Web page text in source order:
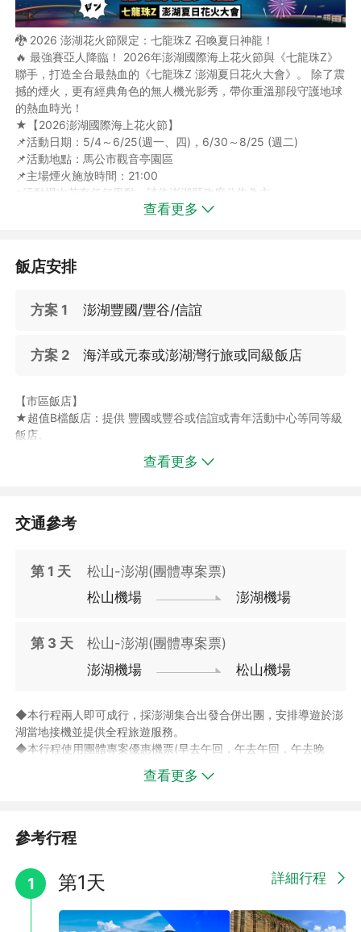
◆本行程採散客合併出團，安排導遊及行程導覽人員於澎湖當地接
機並提供旅遊服務。
◆行程使用團體專案優惠機票(早去午回，午去午回，午去晚回)，
恕無法指定航班，訂單成立後，客服將再提供正確航班時間。
◆澎湖國際海上花火節實際舉辦日期與實際施放煙火日期，悉依主
辦單位或相關政府公告資訊為主，敬請旅客自行查閱相關資訊。
✈️【航班資訊】：本行程使用專案優惠機票(早去午回/午去午回/午
去晚回)，恕無法指定航班+飯店。懇請確認過資訊再下單！
📌【花火節參考航班】實際航班需依照客服人員回為主:
◆去程AE 365(08:00/09:00)+回程AE374(16:50/17:45) 或 去程
◆班機時間仍須依實際配位告知為準，如有變動另行通知。
🐉 2026 澎湖花火節限定：七龍珠Z 召喚夏日神龍！
🔥 最強賽亞人降臨！ 2026年澎湖國際海上花火節與《七龍珠Z》
聯手，打造全台最熱血的《七龍珠Z 澎湖夏日花火大會》。 除了震
撼的煙火，更有經典角色的無人機光影秀，帶你重溫那段守護地球
的熱血時光！
★【2026澎湖國際海上花火節】
📌活動日期：5/4～6/25(週一、四)，6/30～8/25 (週二)
📌活動地點：馬公市觀音亭園區
📌主場煙火施放時間：21:00
※活動場次若有任何異動，請依澎湖縣政府公告為主。
※花火施放&無人機展演會受當天天候因素影響，是否施放需視澎
【澎湖國際海上花火節粉絲專頁】
船、年年有鰆-魚拓體驗、澎湖笑ㄟCAFE午茶套餐，以上行程六選
📌 再加贈：機車三天兩夜使用(兩人一部/不含油)，讓您輕鬆自在
小島旅行！
✅夏天來澎湖最對味！騎上機車迎著海風奔馳，入住市區飯店，逛
街覓食都超便利，輕鬆玩、隨興吃，澎湖的夏日就是這麼愜意又過
✅自選~【海上賞花火】：搭乘海上花火船，避開擁擠人群，近距
查看更多
飯店安排
方案 1 澎湖豐國/豐谷/信誼
方案 2 海洋或元泰或澎湖灣行旅或同級飯店
【市區飯店】
★超值B檔飯店：提供 豐國或豐谷或信誼或青年活動中心等同等級
飯店。
和寓旅店、海洋旅墅等同等級飯店。
◆【 福朋喜來登酒店】，專案提供街景豪華雙床客房，兩中床
▲行程飯店將安排同等級飯店入住，恕無法指定，敬請見諒。
飯店互相替代，如您選擇本行程，即表示您同意旅行社依此安排入
住飯店。
▲成立訂單後，客服人員將回覆您安排之飯店，如有變動另行通
▲自2024年01月起，配合政府環保政策，不提供一次性旅宿用
品，尚請配合自行攜帶個人盥洗用品，愛護我們的地球響應綠環
保，造成不便還請見諒。
查看更多
交通參考
第 1 天
松山-澎湖(團體專案票)
松山機場
澎湖機場
第 3 天
松山-澎湖(團體專案票)
澎湖機場
松山機場
◆本行程兩人即可成行，採澎湖集合出發合併出團，安排導遊於澎
湖當地接機並提供全程旅遊服務。
◆本行程使用團體專案優惠機票(早去午回，午去午回，午去晚
覆為主，訂單成立後，客服將再提供正確航班時間。
16:00-22:00間)。
◆此專案之機票及住宿不可分開使用，且不可轉讓；票券一經使
用，其他未使用部份無退費價值。
◆套裝行程之專案機票，限當日當班使用，不得簽轉、退票，不得
更改航線，並請遵守機票之使用規定。
◆團體機票不同於個人機票，一經開立，不可退票且無退票價值，
查看更多
參考行程
1 第1天 詳細行程